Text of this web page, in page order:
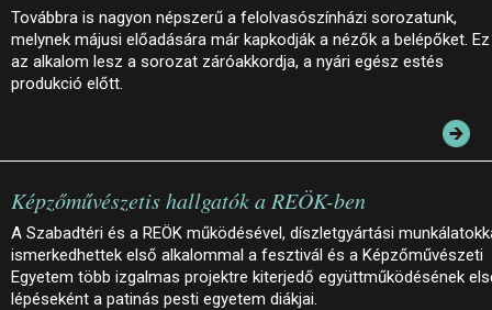
Továbbra is nagyon népszerű a felolvasószínházi sorozatunk,
melynek májusi előadására már kapkodják a nézők a belépőket. Ez
az alkalom lesz a sorozat záróakkordja, a nyári egész estés
produkció előtt.
Képzőművészetis hallgatók a REÖK-ben
A Szabadtéri és a REÖK működésével, díszletgyártási
ismerkedhettek első alkalommal a fesztivál és a Képzőművészeti
Egyetem több izgalmas projektre kiterjedő együttműködésének
lépéseként a patinás pesti egyetem diákjai.